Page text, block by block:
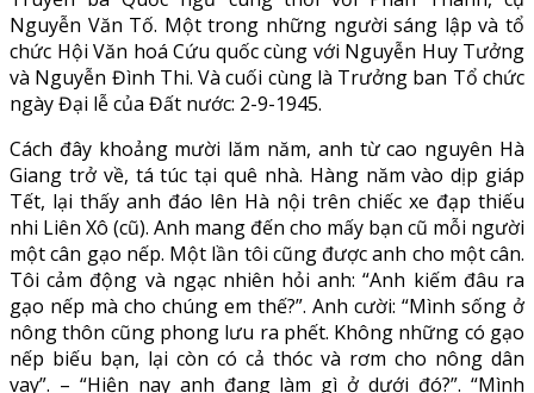
Nguyễn Văn Tố. Một trong những người sáng lập và tổ
chức Hội Văn hoá Cứu quốc cùng với Nguyễn Huy Tưởng
và Nguyễn Đình Thi. Và cuối cùng là Trưởng ban Tổ chức
ngày Đại lễ của Đất nước: 2-9-1945.
Cách đây khoảng mười lăm năm, anh từ cao nguyên Hà
Giang trở về, tá túc tại quê nhà. Hàng năm vào dịp giáp
Tết, lại thấy anh đáo lên Hà nội trên chiếc xe đạp thiếu
nhi Liên Xô (cũ). Anh mang đến cho mấy bạn cũ mỗi người
một cân gạo nếp. Một lần tôi cũng được anh cho một cân.
Tôi cảm động và ngạc nhiên hỏi anh: “Anh kiếm đâu ra
gạo nếp mà cho chúng em thế?”. Anh cười: “Mình sống ở
nông thôn cũng phong lưu ra phết. Không những có gạo
nếp biếu bạn, lại còn có cả thóc và rơm cho nông dân
vay”. – “Hiện nay anh đang làm gì ở dưới đó?”. “Mình